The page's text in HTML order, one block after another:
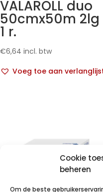
Cookie
beheren
Om de beste
VALAROLL duo
50cmx50m 2lg
1 r.
€6,64 incl. btw
Voeg toe aan